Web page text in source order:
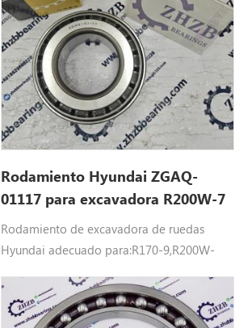
Rodamiento Hyundai ZGAQ-
01117 para excavadora R200W-7
Rodamiento de excavadora de ruedas
Hyundai adecuado para:R170-9,R200W-